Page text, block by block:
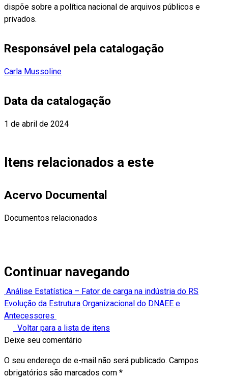
dispõe sobre a política nacional de arquivos públicos e
privados.
Responsável pela catalogação
Carla Mussoline
Data da catalogação
1 de abril de 2024
Itens relacionados a este
Acervo Documental
Documentos relacionados
Continuar navegando
Análise Estatística – Fator de carga na indústria do RS
Evolução da Estrutura Organizacional do DNAEE e
Antecessores
Voltar para a lista de itens
Deixe seu comentário
O seu endereço de e-mail não será publicado. Campos
obrigatórios são marcados com *